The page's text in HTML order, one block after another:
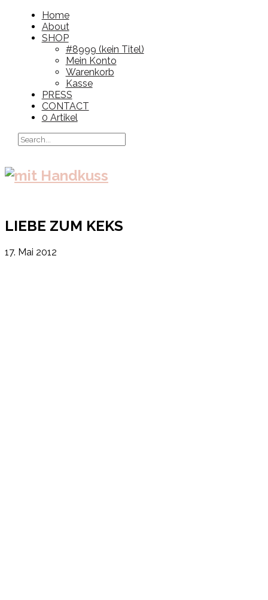
Home
About
SHOP
#8999 (kein Titel)
Mein Konto
Warenkorb
Kasse
PRESS
CONTACT
0 Artikel
LIEBE ZUM KEKS
17. Mai 2012